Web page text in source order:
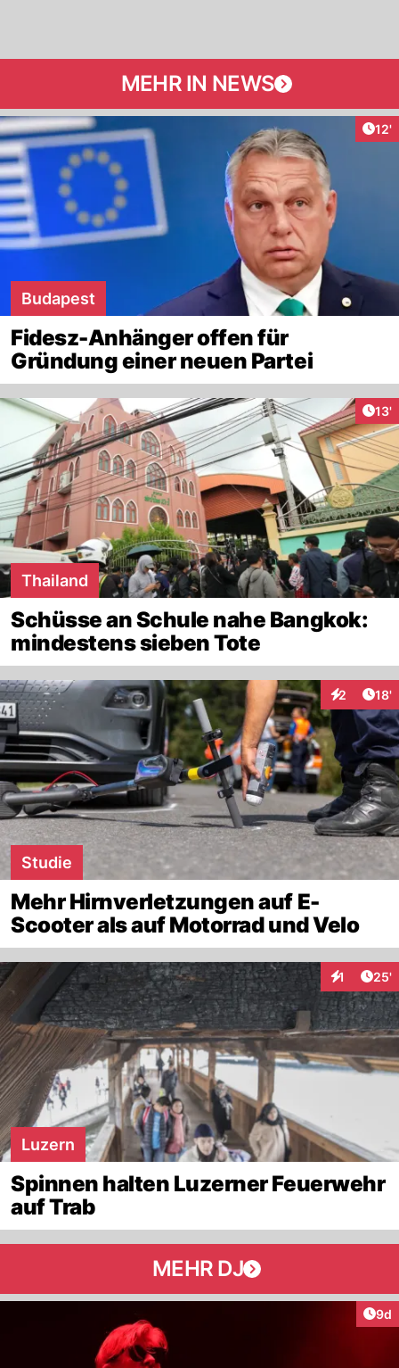
MEHR IN NEWS
12'
Budapest
Fidesz-Anhänger offen für
Gründung einer neuen Partei
13'
Thailand
Schüsse an Schule nahe Bangkok:
mindestens sieben Tote
2 18'
Studie
Mehr Hirnverletzungen auf E-
Scooter als auf Motorrad und Velo
1 25'
Luzern
Spinnen halten Luzerner Feuerwehr
auf Trab
MEHR DJ
9d